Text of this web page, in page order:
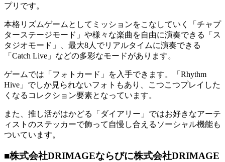
プリです。
本格リズムゲームとしてミッションをこなしていく「チャプ
ターステージモード」や様々な楽曲を自由に演奏できる「ス
タジオモード」、最大8人でリアルタイムに演奏できる
「Catch Live」などの多彩なモードがあります。
ゲームでは「フォトカード」を入手できます。「Rhythm
Hive」でしか見られないフォトもあり、こつこつプレイした
くなるコレクション要素となっています。
また、推し活がはかどる「ダイアリー」ではお好きなアーテ
ィストのステッカーで飾って自慢し合えるソーシャル機能も
ついています。
■株式会社DRIMAGEならびに株式会社DRIMAGE